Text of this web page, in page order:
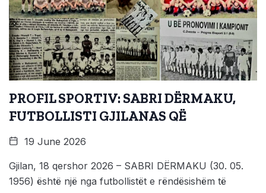
PROFIL SPORTIV: SABRI DËRMAKU,
FUTBOLLISTI GJILANAS QË
19 June 2026
Gjilan, 18 qershor 2026 – SABRI DËRMAKU (30. 05.
1956) është një nga futbollistët e rëndësishëm të